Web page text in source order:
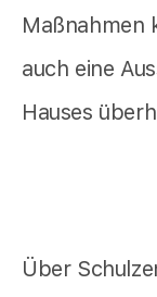
Maßnahmen
auch eine
Hauses
Über